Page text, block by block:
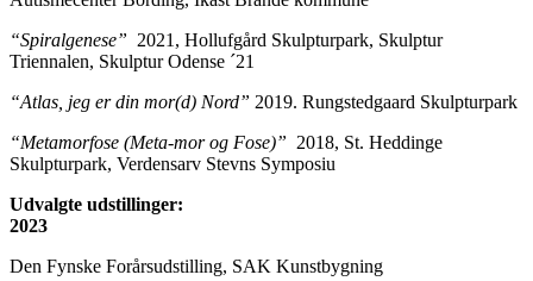
“Spiralgenese” 2021, Hollufgård Skulpturpark, Skulptur
Triennalen, Skulptur Odense ´21
“Atlas, jeg er din mor(d) Nord” 2019. Rungstedgaard Skulpturpark
“Metamorfose (Meta-mor og Fose)” 2018, St. Heddinge
Skulpturpark, Verdensarv Stevns Symposiu
Udvalgte udstillinger:
2023
Den Fynske Forårsudstilling, SAK Kunstbygning